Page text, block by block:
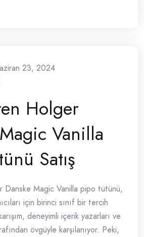
23, 2024
Holger
Vanilla
Satış
Danske Magic Vanilla pipo tütünü,
için birinci sınıf bir tercih
deneyimli içerik yazarları ve
övgüyle karşılanıyor. Peki,